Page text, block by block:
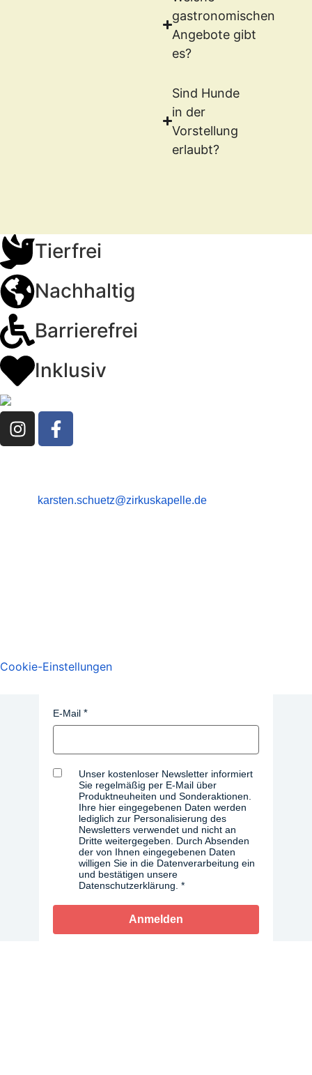
gastronomischen
Angebote gibt
es?
Sind Hunde
in der
Vorstellung
erlaubt?
Tierfrei
Nachhaltig
Barrierefrei
Inklusiv
karsten.schuetz@zirkuskapelle.de
Cookie-Einstellungen
E-Mail
Unser kostenloser Newsletter informiert
Sie regelmäßig per E-Mail über
Produktneuheiten und Sonderaktionen.
Ihre hier eingegebenen Daten werden
lediglich zur Personalisierung des
Newsletters verwendet und nicht an
Dritte weitergegeben. Durch Absenden
der von Ihnen eingegebenen Daten
willigen Sie in die Datenverarbeitung ein
und bestätigen unsere
Datenschutzerklärung.
Anmelden